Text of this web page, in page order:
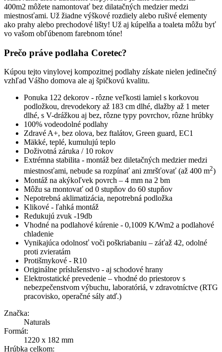
400m2 môžete namontovať bez dilatačných medzier medzi
miestnosťami. Už žiadne výškové rozdiely alebo rušivé elementy
ako prahy alebo prechodové lišty! Už aj kúpelňa a toaleta môžu byť
vo vašom obľúbenom farebnom tóne!
Prečo práve podlaha Coretec?
Kúpou tejto vinylovej kompozitnej podlahy získate nielen jedinečný
vzhľad Vášho domova ale aj špičkovú kvalitu.
Ponuka 122 dekorov - rôzne veľkosti lamiel s korkovou
podložkou, drevodekory až 183 cm dlhé, dlažby až 1 meter
dlhé, s V-drážkou aj bez, rôzne typy povrchov, rôzne hrúbky
100% vodeodolné podlahy
Zdravé A+, bez olova, bez ftalátov, Green guard, EC1
Mäkké, teplé, kumulujú teplo
Doživotná záruka / 10 rokov
Extrémna stabilita - montáž bez diletačných medzier medzi
miestnosťami, nebude sa rozpínať ani zmršťovať (až 400 m2)
Montáž na akýkoľvek povrch – 4 mm na 2 bm
Môžu sa montovať od 0 stupňov do 60 stupňov
Nepotrebná aklimatizácia, nepotrebná podložka
Klikové - ľahká montáž
Redukujú zvuk -19db
Vhodné na podlahové kúrenie - 0,1009 K/Wm2 a podlahové
chladenie
Vynikajúca odolnosť voči poškriabaniu – záťaž 42, odolné
proti zvieratám
Protišmykové - R10
Originálne príslušenstvo - aj schodové hrany
Elektrostatické prevedenie – vhodné do priestorov s
nebezpečenstvom výbuchu, laboratóriá, v zdravotníctve (RTG
pracovisko, operačné sály atď.)
Značka:
Naturals
Formát:
1220 x 182 mm
Hrúbka celkom: